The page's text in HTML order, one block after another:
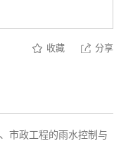
收藏 分享
市政工程的雨水控制与